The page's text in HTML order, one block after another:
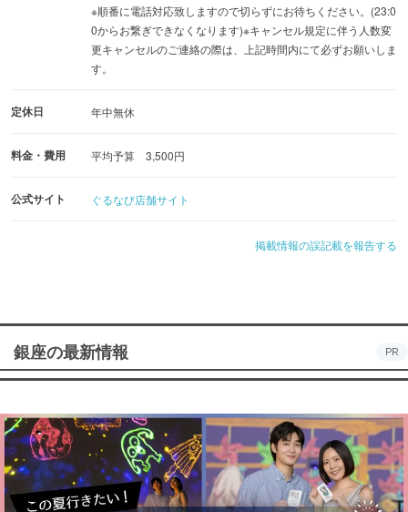
※順番に電話対応致しますので切らずにお待ちください。(23:0
0からお繋ぎできなくなります)※キャンセル規定に伴う人数変
更キャンセルのご連絡の際は、上記時間内にて必ずお願いしま
す。
定休日 年中無休
料金・費用 平均予算 3,500円
公式サイト ぐるなび店舗サイト
掲載情報の誤記載を報告する
銀座の最新情報 PR